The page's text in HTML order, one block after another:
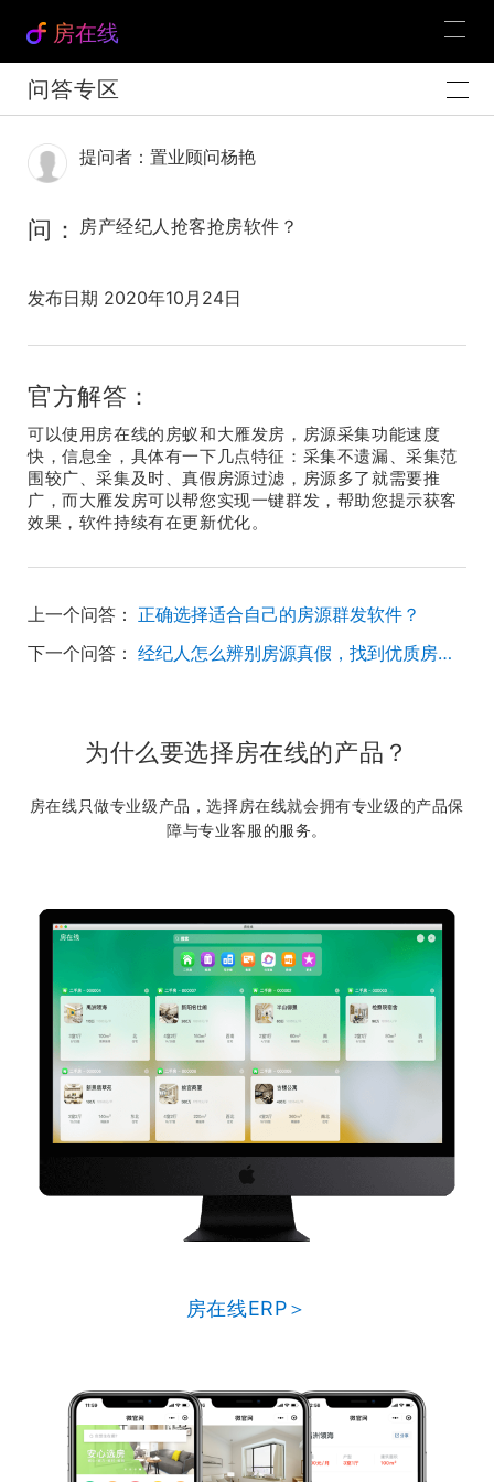
房在线
问答专区
提问者：置业顾问杨艳
问： 房产经纪人抢客抢房软件？
发布日期 2020年10月24日
官方解答：
可以使用房在线的房蚁和大雁发房，房源采集功能速度
快，信息全，具体有一下几点特征：采集不遗漏、采集范
围较广、采集及时、真假房源过滤，房源多了就需要推
广，而大雁发房可以帮您实现一键群发，帮助您提示获客
效果，软件持续有在更新优化。
上一个问答： 正确选择适合自己的房源群发软件？
下一个问答：
经纪人怎么辨别房源真假，找到优质房源？
为什么要选择房在线的产品？
房在线只做专业级产品，选择房在线就会拥有专业级的产品保
障与专业客服的服务。
房在线ERP＞